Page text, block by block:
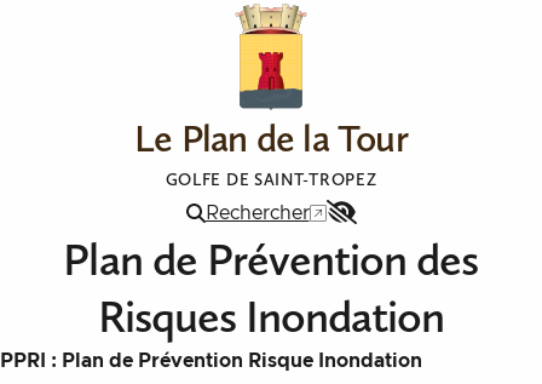
Le Plan de la Tour
GOLFE DE SAINT-TROPEZ
Menu
Rechercher
Accessibilité
Plan de Prévention des
Risques Inondation
PPRI : Plan de Prévention Risque Inondation